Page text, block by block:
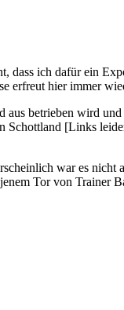
dass ich dafür ein
erfreut hier immer
aus betrieben wird
Schottland [Links
war es nicht
Tor von Trainer